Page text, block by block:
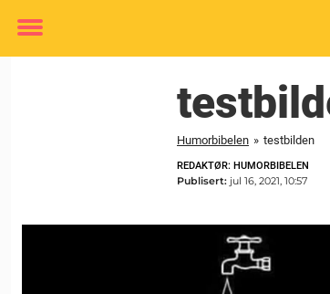
Toggle
Humorbibelen » testbilden
REDAKTØR: HUMORBIBELEN
Publisert: jul 16, 2021, 10:57